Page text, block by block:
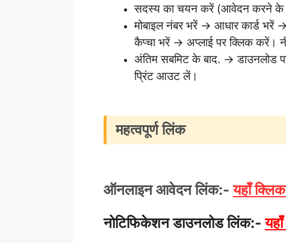
सदस्य का चयन करें (आवेदन करने के
मोबाइल नंबर भरें → आधार कार्ड
कैप्चा भरें → अप्लाई पर क्लिक करें।
अंतिम सबमिट के बाद. → डाउनलोड
प्रिंट आउट लें।
महत्वपूर्ण लिंक
ऑनलाइन आवेदन लिंक:-यहाँ
नोटिफिकेशन डाउनलोड लिंक:-